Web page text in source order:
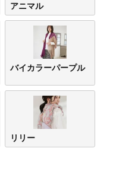
アニマル
バイカラーパープル
リリー